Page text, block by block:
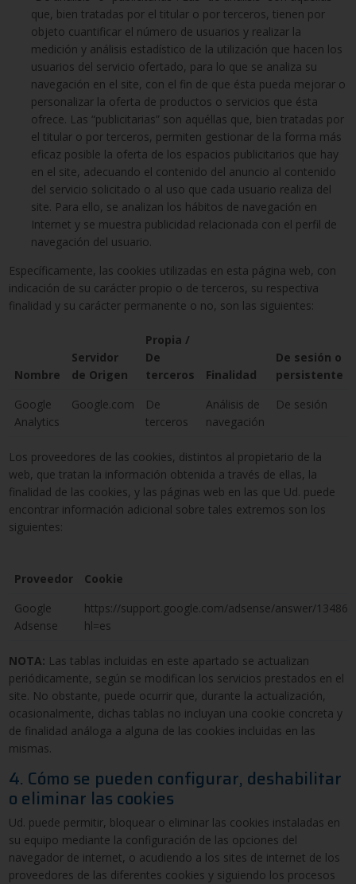
que, bien tratadas por el titular o por terceros, tienen por
objeto cuantificar el número de usuarios y realizar la
medición y análisis estadístico de la utilización que hacen los
usuarios del servicio ofertado, para lo que se analiza su
navegación en el site, con el fin de que ésta pueda mejorar o
personalizar la oferta de productos o servicios que ésta
ofrece. Las “publicitarias” son aquéllas que, bien tratadas por
el titular o por terceros, permiten gestionar de la forma más
eficaz posible la oferta de los espacios publicitarios que hay
en el site, adecuando el contenido del anuncio al contenido
del servicio solicitado o al uso que cada usuario realiza del
site. Para ello, se analizan los hábitos de navegación en
Internet y se muestra publicidad relacionada con el perfil de
navegación del usuario.
Específicamente, las cookies utilizadas en esta página web, con
indicación de su carácter propio o de terceros, su respectiva
finalidad y su carácter permanente o no, son las siguientes:
Nombre
Servidor
de Origen
Propia /
De
terceros
Finalidad
De sesión o
persistente
Google
Analytics
Google.com
De
terceros
Análisis de
navegación
De sesión
Los proveedores de las cookies, distintos al propietario de la
web, que tratan la información obtenida a través de ellas, la
finalidad de las cookies, y las páginas web en las que Ud. puede
encontrar información adicional sobre tales extremos son los
siguientes:
Proveedor
Cookie
Google
Adsense
https://support.google.com/adsense/answer/
hl=es
NOTA: Las tablas incluidas en este apartado se actualizan
periódicamente, según se modifican los servicios prestados en el
site. No obstante, puede ocurrir que, durante la actualización,
ocasionalmente, dichas tablas no incluyan una cookie concreta y
de finalidad análoga a alguna de las cookies incluidas en las
mismas.
4. Cómo se pueden configurar, deshabilitar
o eliminar las cookies
Ud. puede permitir, bloquear o eliminar las cookies instaladas en
su equipo mediante la configuración de las opciones del
navegador de internet, o acudiendo a los sites de internet de los
proveedores de las diferentes cookies y siguiendo los procesos